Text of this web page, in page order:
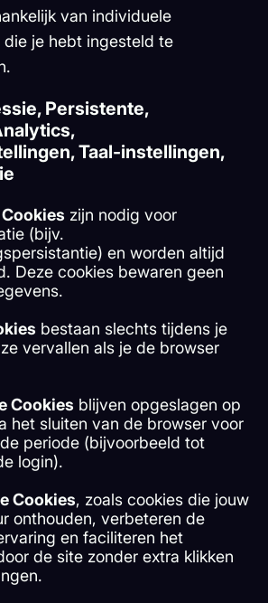
van individuele
die je hebt ingesteld te
Persistente,
Taal-instellingen,
zijn nodig voor
(bijv.
en worden altijd
Deze cookies bewaren geen
bestaan slechts tijdens je
vervallen als je de browser
Cookies blijven opgeslagen op
het sluiten van de browser voor
periode (bijvoorbeeld tot
login).
Cookies, zoals cookies die jouw
onthouden, verbeteren de
en faciliteren het
de site zonder extra klikken